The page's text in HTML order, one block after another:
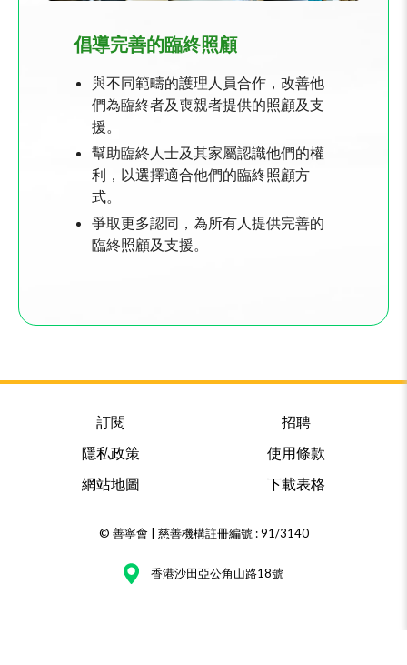
倡導完善的臨終照顧
與不同範疇的護理人員合作，改善他
們為臨終者及喪親者提供的照顧及支
援。
幫助臨終人士及其家屬認識他們的權
利，以選擇適合他們的臨終照顧方
式。
爭取更多認同，為所有人提供完善的
臨終照顧及支援。
訂閱
招聘
隱私政策
使用條款
網站地圖
下載表格
© 善寧會 | 慈善機構註冊編號 : 91/3140
香港沙田亞公角山路18號